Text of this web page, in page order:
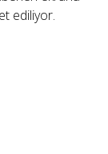
ediliyor.